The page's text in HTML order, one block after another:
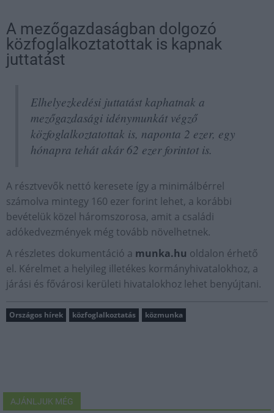
A mezőgazdaságban dolgozó
közfoglalkoztatottak is kapnak
juttatást
Elhelyezkedési juttatást kaphatnak a
mezőgazdasági idénymunkát végző
közfoglalkoztatottak is, naponta 2 ezer, egy
hónapra tehát akár 62 ezer forintot is.
A résztvevők nettó keresete így a minimálbérrel
számolva mintegy 160 ezer forint lehet, a korábbi
bevételük közel háromszorosa, amit a családi
adókedvezmények még tovább növelhetnek.
A részletes dokumentáció a munka.hu oldalon érhető
el. Kérelmet a helyileg illetékes kormányhivatalokhoz, a
járási és fővárosi kerületi hivatalokhoz lehet benyújtani.
Országos hírek közfoglalkoztatás közmunka
AJÁNLJUK MÉG